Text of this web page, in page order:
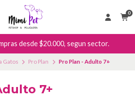
0
desde $20.000, segun sector.
Gatos Pro Plan Pro Plan - Adulto 7+
7+